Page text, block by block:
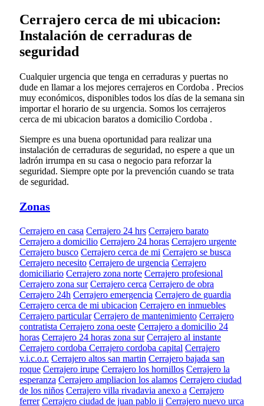
Cerrajero cerca de mi ubicacion:
Instalación de cerraduras de
seguridad
Cualquier urgencia que tenga en cerraduras y puertas no
dude en llamar a los mejores cerrajeros en Cordoba . Precios
muy económicos, disponibles todos los días de la semana sin
importar el horario de su urgencia. Somos los cerrajeros
cerca de mi ubicacion baratos a domicilio Cordoba .
Siempre es una buena oportunidad para realizar una
instalación de cerraduras de seguridad, no espere a que un
ladrón irrumpa en su casa o negocio para reforzar la
seguridad. Siempre opte por la prevención cuando se trata
de seguridad.
Zonas
Cerrajero en casa Cerrajero 24 hrs Cerrajero barato
Cerrajero a domicilio Cerrajero 24 horas Cerrajero urgente
Cerrajero busco Cerrajero cerca de mi Cerrajero se busca
Cerrajero necesito Cerrajero de urgencia Cerrajero
domiciliario Cerrajero zona norte Cerrajero profesional
Cerrajero zona sur Cerrajero cerca Cerrajero de obra
Cerrajero 24h Cerrajero emergencia Cerrajero de guardia
Cerrajero cerca de mi ubicacion Cerrajero en inmuebles
Cerrajero particular Cerrajero de mantenimiento Cerrajero
contratista Cerrajero zona oeste Cerrajero a domicilio 24
horas Cerrajero 24 horas zona sur Cerrajero al instante
Cerrajero cordoba Cerrajero cordoba capital Cerrajero
v.i.c.o.r. Cerrajero altos san martin Cerrajero bajada san
roque Cerrajero irupe Cerrajero los hornillos Cerrajero la
esperanza Cerrajero ampliacion los alamos Cerrajero ciudad
de los niños Cerrajero villa rivadavia anexo a Cerrajero
ferrer Cerrajero ciudad de juan pablo ii Cerrajero nuevo urca